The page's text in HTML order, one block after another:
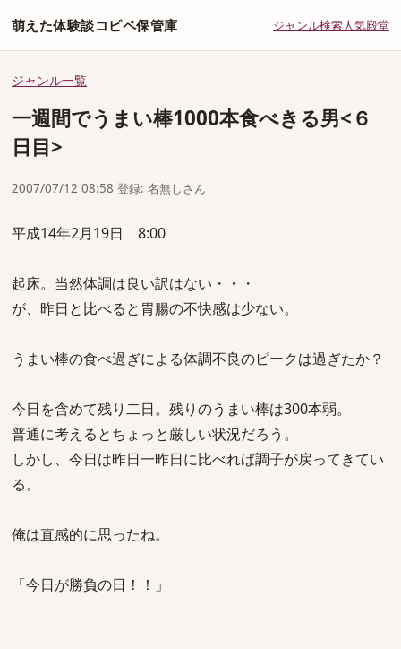
萌えた体験談コピペ保管庫 ジャンル検索人気殿堂
ジャンル一覧
一週間でうまい棒1000本食べきる男<６
日目>
2007/07/12 08:58 登録: 名無しさん
平成14年2月19日 8:00
起床。当然体調は良い訳はない・・・
が、昨日と比べると胃腸の不快感は少ない。
うまい棒の食べ過ぎによる体調不良のピークは過ぎたか？
今日を含めて残り二日。残りのうまい棒は300本弱。
普通に考えるとちょっと厳しい状況だろう。
しかし、今日は昨日一昨日に比べれば調子が戻ってきてい
る。
俺は直感的に思ったね。
「今日が勝負の日！！」